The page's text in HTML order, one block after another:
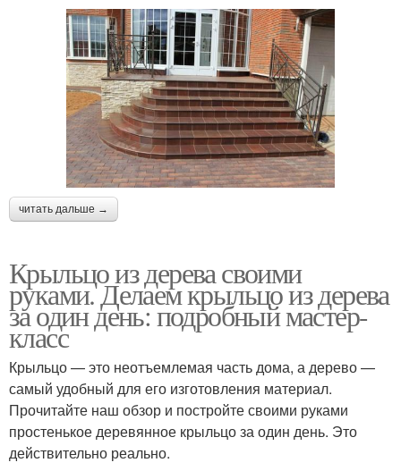
читать дальше →
Крыльцо из дерева своими
руками. Делаем крыльцо из дерева
за один день: подробный мастер-
класс
Крыльцо — это неотъемлемая часть дома, а дерево —
самый удобный для его изготовления материал.
Прочитайте наш обзор и постройте своими руками
простенькое деревянное крыльцо за один день. Это
действительно реально.